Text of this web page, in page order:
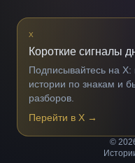
X
Короткие сигналы
Подписывайтесь на X:
истории по знакам и
разборов.
Перейти в X →
©